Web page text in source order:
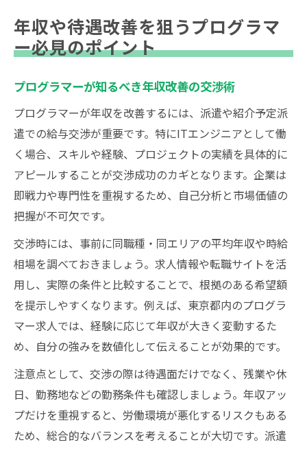
年収や待遇改善を狙うプログラマ
ー必見のポイント
プログラマーが知るべき年収改善の交渉術
プログラマーが年収を改善するには、派遣や紹介予定派
遣での給与交渉が重要です。特にITエンジニアとして働
く場合、スキルや経験、プロジェクトの実績を具体的に
アピールすることが交渉成功のカギとなります。企業は
即戦力や専門性を重視するため、自己分析と市場価値の
把握が不可欠です。
交渉時には、事前に同職種・同エリアの平均年収や時給
相場を調べておきましょう。求人情報や転職サイトを活
用し、実際の条件と比較することで、根拠のある希望額
を提示しやすくなります。例えば、東京都内のプログラ
マー求人では、経験に応じて年収が大きく変動するた
め、自分の強みを数値化して伝えることが効果的です。
注意点として、交渉の際は待遇面だけでなく、残業や休
日、勤務地などの勤務条件も確認しましょう。年収アッ
プだけを重視すると、労働環境が悪化するリスクもある
ため、総合的なバランスを考えることが大切です。派遣